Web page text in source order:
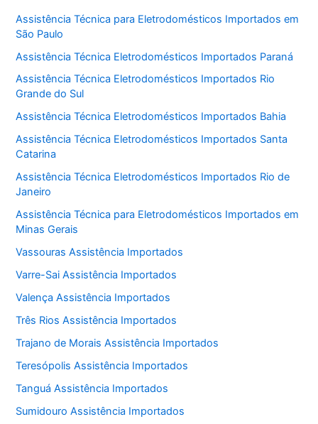
Assistência Técnica para Eletrodomésticos Importados em
São Paulo
Assistência Técnica Eletrodomésticos Importados Paraná
Assistência Técnica Eletrodomésticos Importados Rio
Grande do Sul
Assistência Técnica Eletrodomésticos Importados Bahia
Assistência Técnica Eletrodomésticos Importados Santa
Catarina
Assistência Técnica Eletrodomésticos Importados Rio de
Janeiro
Assistência Técnica para Eletrodomésticos Importados em
Minas Gerais
Vassouras Assistência Importados
Varre-Sai Assistência Importados
Valença Assistência Importados
Três Rios Assistência Importados
Trajano de Morais Assistência Importados
Teresópolis Assistência Importados
Tanguá Assistência Importados
Sumidouro Assistência Importados